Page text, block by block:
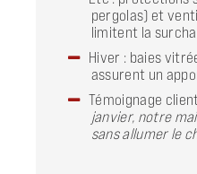
pergolas) et
limitent la
Hiver : baies
assurent un
Témoignage
janvier, notre
sans allumer le